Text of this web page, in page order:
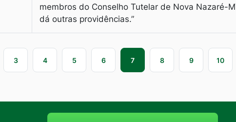
membros do Conselho Tutelar de Nova Nazaré-
dá outras providências.”
3 4 5 6 7 8 9 10